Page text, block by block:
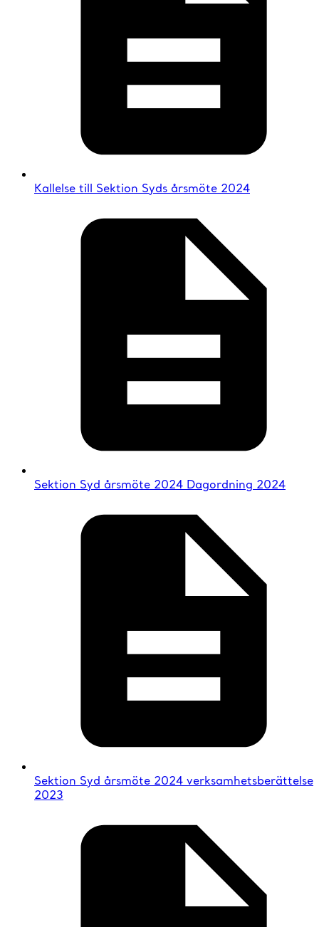
Kallelse till Sektion Syds årsmöte 2024
Sektion Syd årsmöte 2024 Dagordning 2024
Sektion Syd årsmöte 2024 verksamhetsberättelse
2023